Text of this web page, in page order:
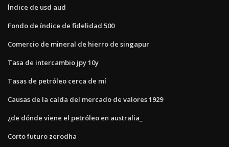
Índice de usd aud
Fondo de índice de fidelidad 500
Comercio de mineral de hierro de singapur
Tasa de intercambio jpy 10y
Tasas de petróleo cerca de mí
Causas de la caída del mercado de valores 1929
¿de dónde viene el petróleo en australia_
Corto futuro zerodha